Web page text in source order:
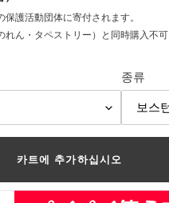
護活動団体に寄付されます。
ん・タペストリー）と同時購入不可
종류
카트에 추가하십시오